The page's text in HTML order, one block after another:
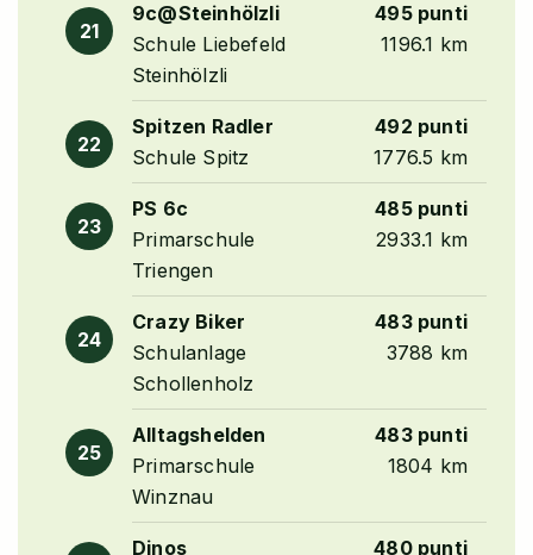
21
9c@Steinhölzli
495 punti
Schule Liebefeld
Steinhölzli
1196.1 km
22
Spitzen Radler
492 punti
Schule Spitz
1776.5 km
23
PS 6c
485 punti
Primarschule
Triengen
2933.1 km
24
Crazy Biker
483 punti
Schulanlage
Schollenholz
3788 km
25
Alltagshelden
483 punti
Primarschule
Winznau
1804 km
Dinos 480 punti